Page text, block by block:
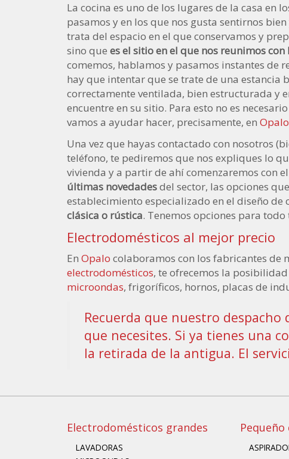
La cocina es uno de los lugares de la casa en
pasamos y en los que nos gusta sentirnos
trata del espacio en el que conservamos y
sino que es el sitio en el que nos reunimos
comemos, hablamos y pasamos instantes de
hay que intentar que se trate de una estancia
correctamente ventilada, bien estructurada y
encuentre en su sitio. Para esto no es
vamos a ayudar hacer, precisamente, en
Una vez que hayas contactado con nosotros
teléfono, te pediremos que nos expliques lo
vivienda y a partir de ahí comenzaremos con el
últimas novedadesdel sector, las opciones
establecimiento especializado en el diseño de
clásica o rústica. Tenemos opciones para
Electrodomésticos al mejor precio
En Opalo colaboramos con los fabricantes de
electrodomésticos, te ofrecemos la
microondas, frigoríficos, hornos, placas de
Recuerda que nuestro
que necesites. Si ya tienes una
la retirada de la antigua. El
Electrodomésticos grandes
LAVADORAS